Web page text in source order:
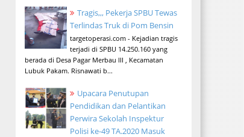
Tragis,,, Pekerja SPBU Tewas
Terlindas Truk di Pom Bensin
targetoperasi.com - Kejadian tragis
terjadi di SPBU 14.250.160 yang
berada di Desa Pagar Merbau III , Kecamatan
Lubuk Pakam. Risnawati b...
Upacara Penutupan
Pendidikan dan Pelantikan
Perwira Sekolah Inspektur
Polisi ke-49 TA.2020 Masuk